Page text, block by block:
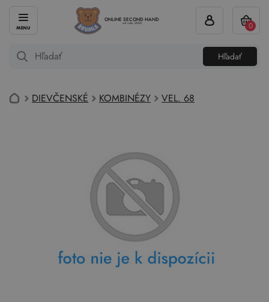
ONLINE SECOND HAND
od roku 2004
Hľadať
0
DIEVČENSKÉ KOMBINÉZY VEL. 68